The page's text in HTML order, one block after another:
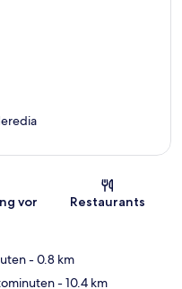
vor
Restaurants
- 0.8 km
- 10.4 km